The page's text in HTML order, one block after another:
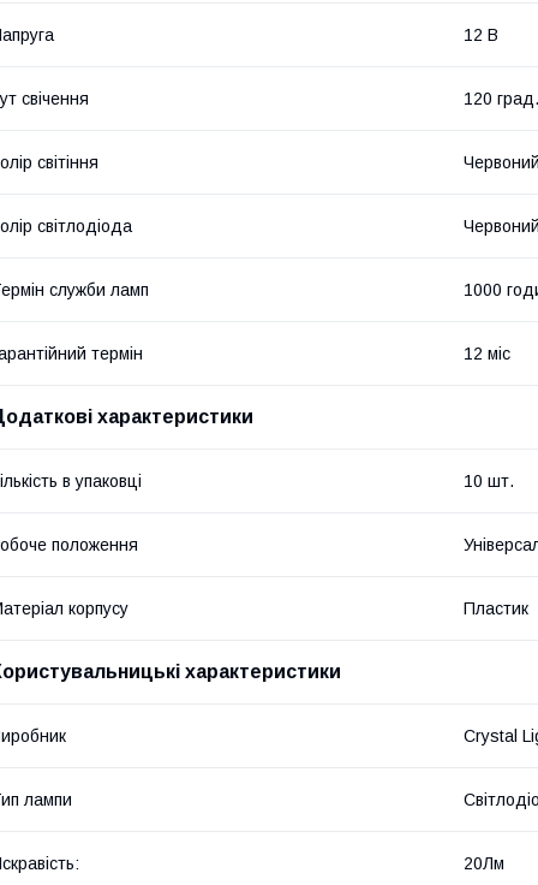
12 В
свічення 120 град.
світіння Червоний
світлодіода Червоний
служби ламп 1000
термін 12 міс
характеристики
в упаковці 10 шт.
положення
корпусу Пластик
характеристики
Crystal
лампи
20Лм